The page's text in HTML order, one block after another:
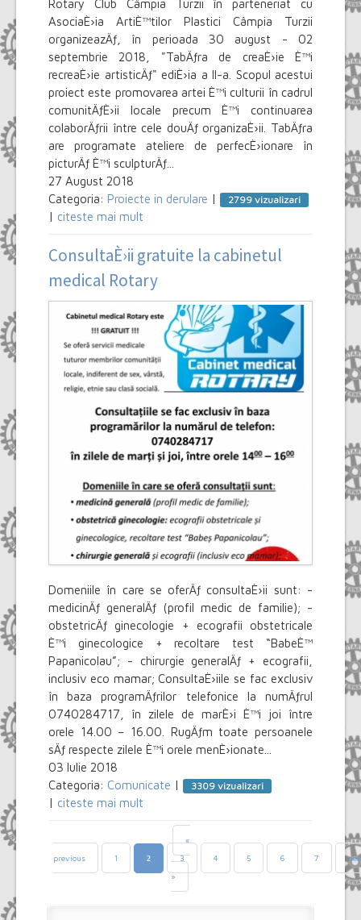
Rotary Club Câmpia Turzii în parteneriat cu
AsociaÈ›ia ArtiÈ™tilor Plastici Câmpia Turzii
organizeazÄƒ, în perioada 30 august - 02
septembrie 2018, "TabÄƒra de creaÈ›ie È™i
recreaÈ›ie artisticÄƒ" ediÈ›ia a II-a. Scopul acestui
proiect este promovarea artei È™i culturii în cadrul
comunitÄƒÈ›ii locale precum È™i continuarea
colaborÄƒrii între cele douÄƒ organizaÈ›ii. TabÄƒra
are programate ateliere de perfecÈ›ionare în
picturÄƒ È™i sculpturÄƒ...
27 August 2018
Categoria: Proiecte in derulare | 2799 vizualizari
| citeste mai mult
ConsultaÈ›ii gratuite la cabinetul
medical Rotary
Domeniile în care se oferÄƒ consultaÈ›ii sunt: -
medicinÄƒ generalÄƒ (profil medic de familie); -
obstetricÄƒ ginecologie + ecografii obstetricale
È™i ginecologice + recoltare test “BabeÈ™
Papanicolau”; - chirurgie generalÄƒ + ecografii,
inclusiv eco mamar; ConsultaÈ›iile se fac exclusiv
în baza programÄƒrilor telefonice la numÄƒrul
0740284717, în zilele de marÈ›i È™i joi între
orele 14.00 – 16.00. RugÄƒm toate persoanele
sÄƒ respecte zilele È™i orele menÈ›ionate...
03 Iulie 2018
Categoria: Comunicate | 3309 vizualizari
| citeste mai mult
«
previous
1 2 3 4 5 6 7
»